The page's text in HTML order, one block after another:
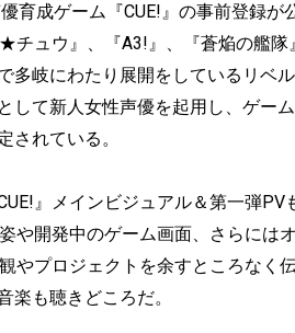
育成ゲーム『CUE!』の事前登録が
チュウ』、『A3!』、『蒼焔の艦
多岐にわたり展開をしているリベ
して新人女性声優を起用し、ゲー
されている。
』メインビジュアル＆第一弾
や開発中のゲーム画面、さらには
やプロジェクトを余すところなく
楽も聴きどころだ。